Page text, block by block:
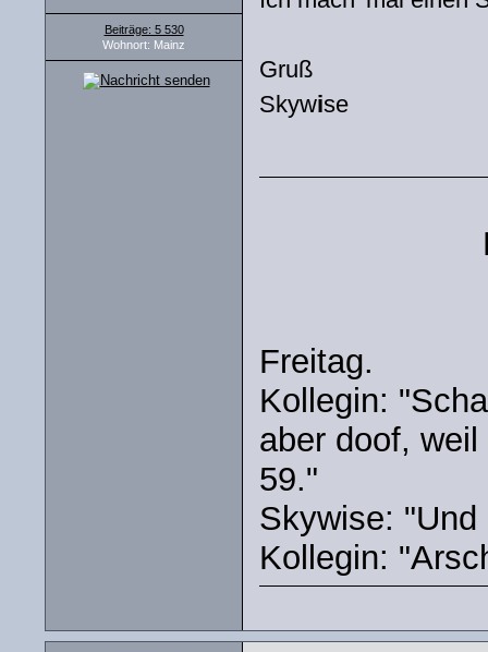
Beiträge: 5 530
Wohnort: Mainz
Gruß
Skywise
Freitag.
Kollegin:
aber doof,
59."
Skywise:
Kollegin: